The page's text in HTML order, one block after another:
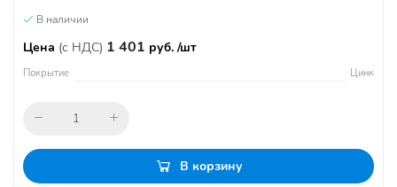
В наличии
Цена (с НДС) 1 401 руб. /шт
Покрытие Цинк
В корзину